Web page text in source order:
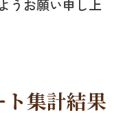
うお願い申し上
集計結果